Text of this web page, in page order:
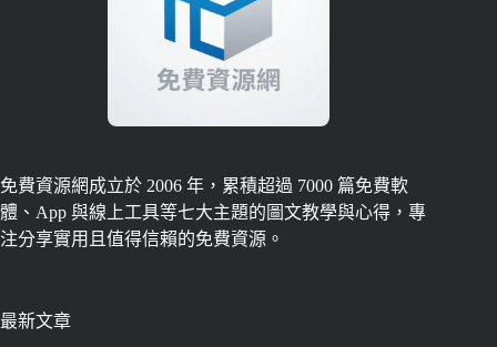
免費資源網成立於 2006 年，累積超過 7000 篇免費軟
體、App 與線上工具等七大主題的圖文教學與心得，專
注分享實用且值得信賴的免費資源。
最新文章